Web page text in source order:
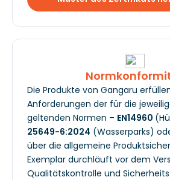
Die Produkte von Gangaru
Anforderungen der für die
geltenden Normen – EN14960
25649-6:2024 (Wasserparks)
über die allgemeine
Exemplar durchläuft vor dem
Qualitätskontrolle und